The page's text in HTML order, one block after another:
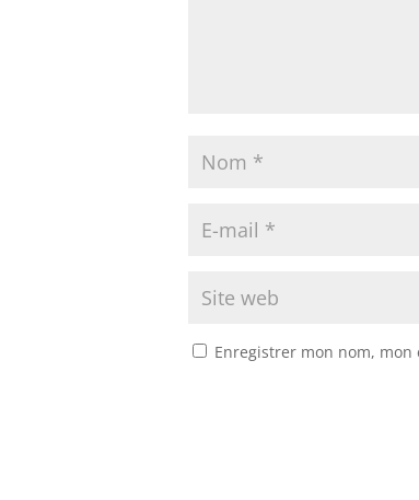
Enregistrer mon nom,